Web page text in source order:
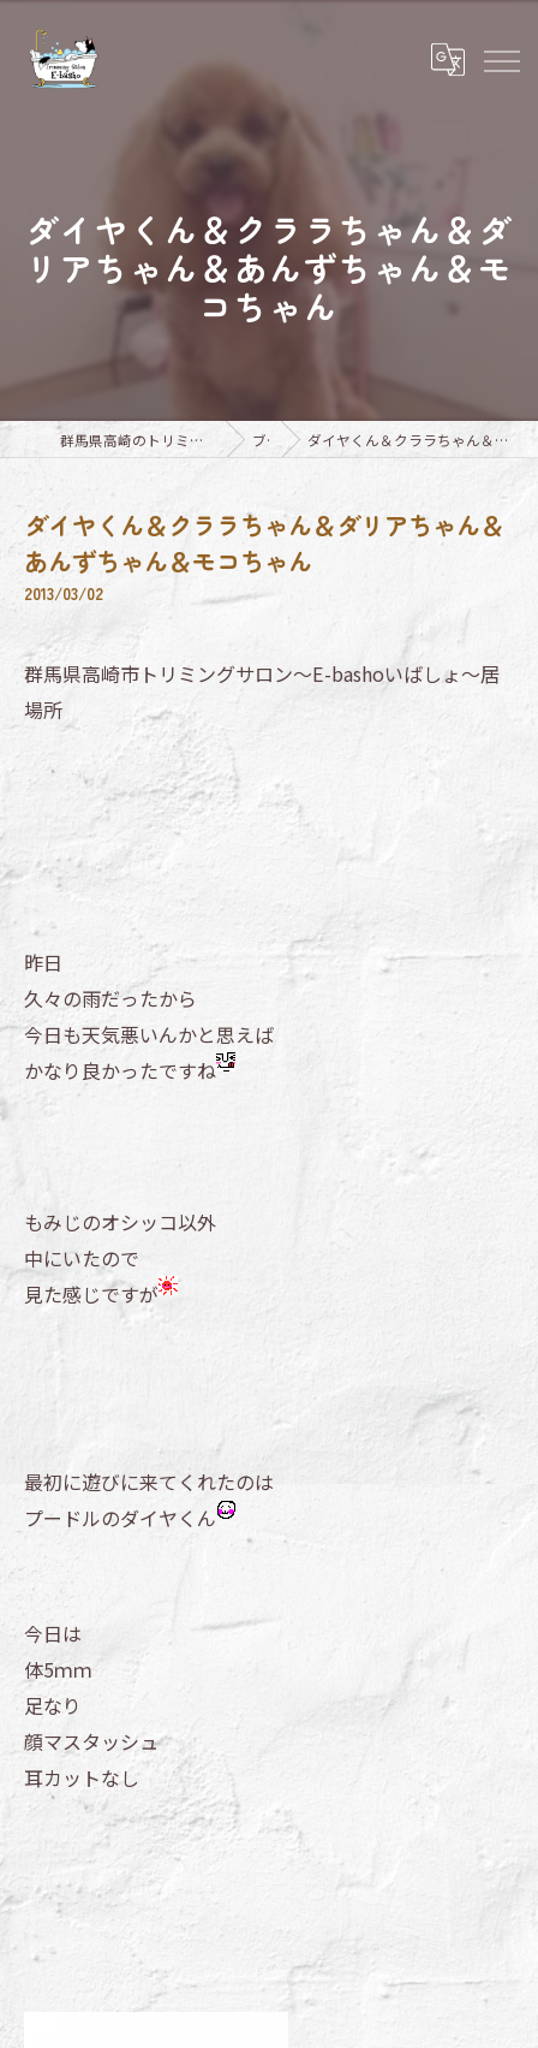
ダイヤくん＆クララちゃん＆ダ
リアちゃん＆あんずちゃん＆モ
コちゃん
群馬県高崎のトリミングならTrimming Salon E-basho ブログ ダイヤくん＆クララちゃん＆ダリアちゃん＆あんずちゃん＆モコちゃん
ダイヤくん＆クララちゃん＆ダリアちゃん＆
あんずちゃん＆モコちゃん
2013/03/02
群馬県高崎市トリミングサロン～E-bashoいばしょ～居
場所
昨日
久々の雨だったから
今日も天気悪いんかと思えば
かなり良かったですね
もみじのオシッコ以外
中にいたので
見た感じですが
最初に遊びに来てくれたのは
プードルのダイヤくん
今日は
体5ｍｍ
足なり
顔マスタッシュ
耳カットなし